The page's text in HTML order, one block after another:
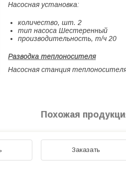
Насосная установка:
количество, шт. 2
тип насоса Шестеренный
производительность, т/ч 20
Разводка теплоносителя
Насосная станция
Похожая
Заказать